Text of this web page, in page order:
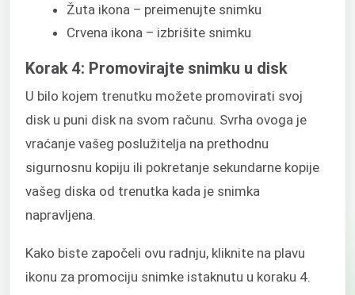
Žuta ikona – preimenujte snimku
Crvena ikona – izbrišite snimku
Korak 4: Promovirajte snimku u disk
U bilo kojem trenutku možete promovirati svoj
disk u puni disk na svom računu. Svrha ovoga je
vraćanje vašeg poslužitelja na prethodnu
sigurnosnu kopiju ili pokretanje sekundarne kopije
vašeg diska od trenutka kada je snimka
napravljena.
Kako biste započeli ovu radnju, kliknite na plavu
ikonu za promociju snimke istaknutu u koraku 4.